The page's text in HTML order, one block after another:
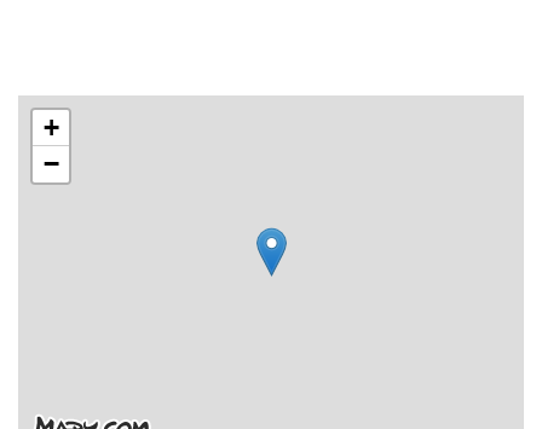
+
−